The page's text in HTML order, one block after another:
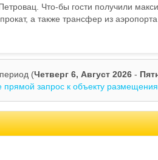
Что-бы гости получили
а также трансфер из
(Четверг 6, Август 2026 -
прямой запрос к объекту размещения